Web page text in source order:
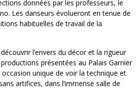
données par les professeurs, le
Les danseurs évolueront en tenue de
habituelles de travail de la
l’envers du décor et la rigueur
présentées au Palais Garnier
occasion unique de voir la technique et
artifices, dans l’immense salle de